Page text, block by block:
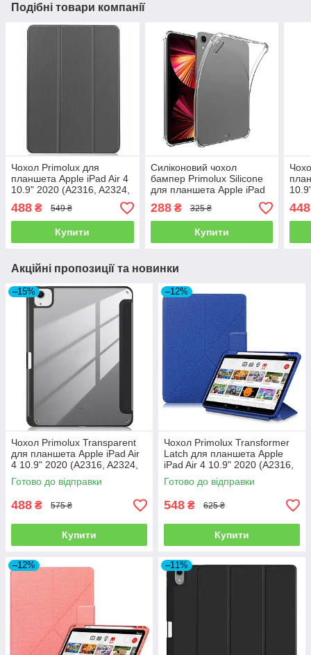
Подібні товари компанії
Чохол Primolux для
планшета Apple iPad Air 4
10.9" 2020 (A2316, A2324,
A2325, A2072) Stylus TPU
- Grey
488 ₴ 549 ₴
Купити
Силіконовий чохол
бампер Primolux Silicone
для планшета Apple iPad
Air 4 10.9" 2020 (A2316,
A2324, A2325, A2072) -
Clear
288₴ 325 ₴
Купити
448
Акційні пропозиції та новинки
–15%
Чохол Primolux Transparent
для планшета Apple iPad Air
4 10.9" 2020 (A2316, A2324,
A2325, A2072) - Black/Clear
Готово до відправки
488 ₴ 575 ₴
Купити
–12%
Чохол Primolux Transformer
Latch для планшета Apple
iPad Air 4 10.9" 2020 (A2316,
A2324, A2325, A2072) - Blue
Готово до відправки
548 ₴ 625 ₴
Купити
–12% –11%